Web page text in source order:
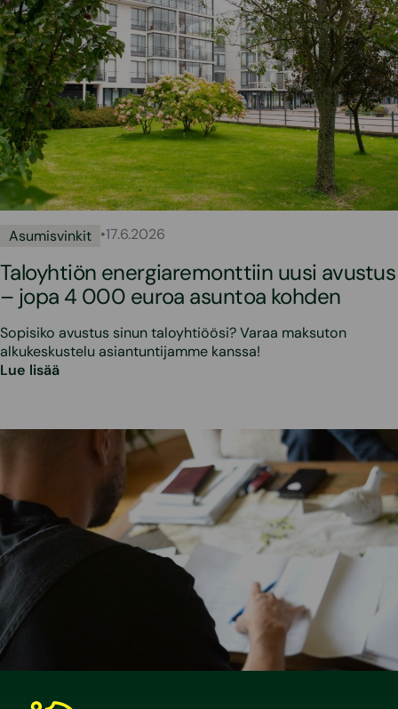
Asumisvinkit •17.6.2026
Taloyhtiön energiaremonttiin uusi avustus
– jopa 4 000 euroa asuntoa kohden
Sopisiko avustus sinun taloyhtiöösi? Varaa maksuton
alkukeskustelu asiantuntijamme kanssa!
Lue lisää